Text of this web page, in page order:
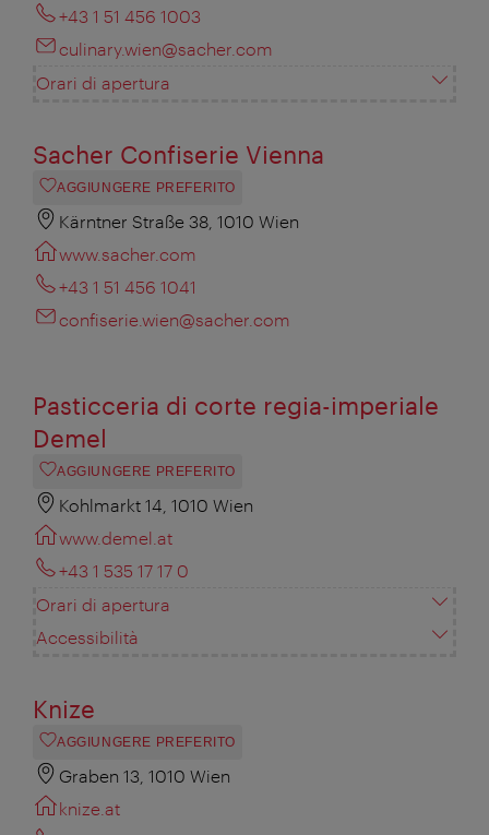
+43 1 51 456 1003
culinary.wien@sacher.com
Orari di apertura
Sacher Confiserie Vienna
AGGIUNGERE PREFERITO
Kärntner Straße 38, 1010 Wien
www.sacher.com
+43 1 51 456 1041
confiserie.wien@sacher.com
Pasticceria di corte regia-imperiale
Demel
AGGIUNGERE PREFERITO
Kohlmarkt 14, 1010 Wien
www.demel.at
+43 1 535 17 17 0
Orari di apertura
Accessibilità
Knize
AGGIUNGERE PREFERITO
Graben 13, 1010 Wien
knize.at